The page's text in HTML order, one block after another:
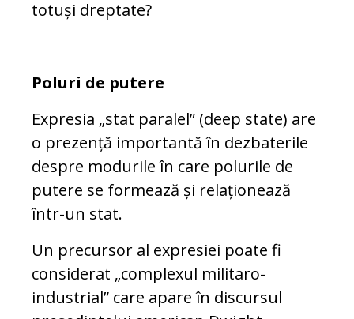
totuși dreptate?
Poluri de putere
Expresia „stat paralel” (deep state) are
o prezență importantă în dezbaterile
despre modurile în care polurile de
putere se formează și relaționează
într-un stat.
Un precursor al expresiei poate fi
considerat „complexul militaro-
industrial” care apare în discursul